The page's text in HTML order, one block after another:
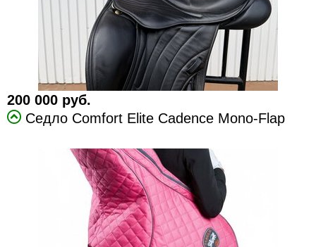
200 000 руб.
Седло Comfort Elite Cadence Mono-Flap